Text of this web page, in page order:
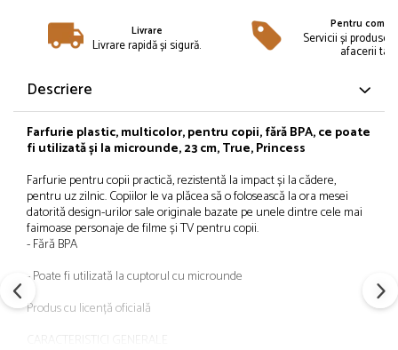
Costume de baie
Geci și veste
Hanorace
Lenjerie intimă și șosete
Pantaloni și treninguri copii
Pijamale copii
Rochițe fetițe
Tricouri copii
Șepci
Încălțăminte
Cizme
Pantofi și încălțăminte sport
Livrare
Livrare rapidă și sigură.
Pentru
Servicii și produse
afacerii tale
Descriere
Farfurie plastic, multicolor, pentru copii, fără BPA, ce poate
fi utilizată și la microunde, 23 cm, True, Princess
Farfurie pentru copii practică, rezistentă la impact și la cădere,
pentru uz zilnic. Copiilor le va plăcea să o folosească la ora mesei
datorită design-urilor sale originale bazate pe unele dintre cele mai
faimoase personaje de filme și TV pentru copii.
- Fără BPA
- Poate fi utilizată la cuptorul cu microunde
Produs cu licență oficială
CARACTERISTICI GENERALE